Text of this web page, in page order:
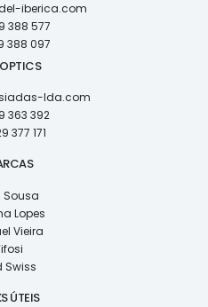
iberica.com
388 577
388 097
lda.com
363 392
377 171
Sousa
Lopes
Vieira
Swiss
ÚTEIS